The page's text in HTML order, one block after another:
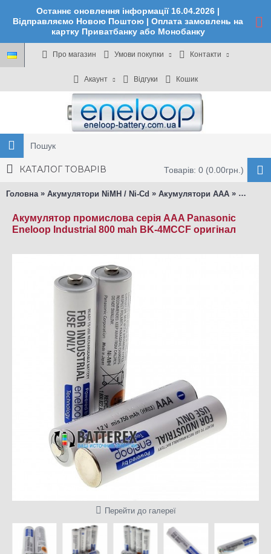
Останнє оновлення інформації 16.04.2026 |
Відправляємо Новою Поштою | Оплата замовлень на
картку Приватбанку або Монобанку
Про магазин Умови покупки Контакти
Акаунт Відгуки Кошик
Товарів: 0 (0.00грн.)
КАТАЛОГ ТОВАРІВ
Головна » Акумулятори NiMH / Ni-Cd » Акумулятори ААА »
Акумулятор промислова серія AAA Panasonic
Eneloop Industrial 800 mah BK-4MCCF оригінал
Перейти до галереї